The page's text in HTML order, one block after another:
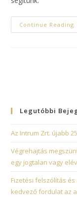
Continue Reading
Legutóbbi
Az Intrum Zrt. újabb
Végrehajtás
egy jogtalan vagy
Fizetési felszólítás
kedvező fordulat az